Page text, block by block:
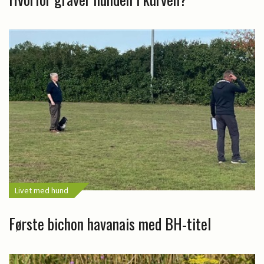
Livet med hund
Første bichon havanais med BH-titel